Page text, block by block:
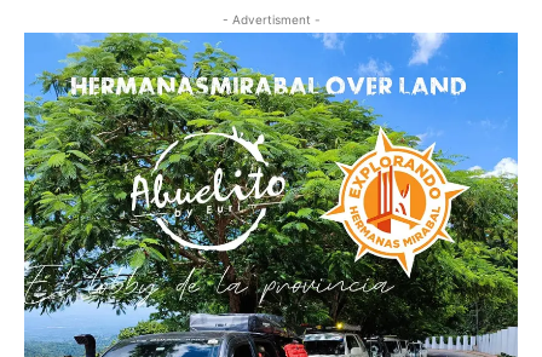
- Advertisment -